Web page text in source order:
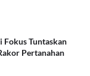
Tuntaskan
Pertanahan